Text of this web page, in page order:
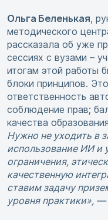
Ольга Беленькая,
методического
рассказала об уже
сессиях с вузами –
итогам этой работы
блоки принципов.
ответственность
соблюдение прав;
качества
Нужно не уходить в
использование ИИ и
ограничения,
качественную
ставим задачу
уровня практики», —